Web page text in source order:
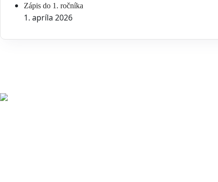
Zápis do 1. ročníka
1. apríla 2026